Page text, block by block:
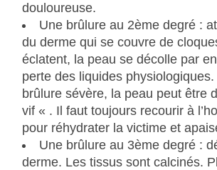
douloureuse.
Une brûlure au 2ème degré :
du derme qui se couvre de
éclatent, la peau se décolle par
perte des liquides physiologiques.
brûlure sévère, la peau peut être
vif « . Il faut toujours recourir à
pour réhydrater la victime et
Une brûlure au 3ème degré :
derme. Les tissus sont calcinés.